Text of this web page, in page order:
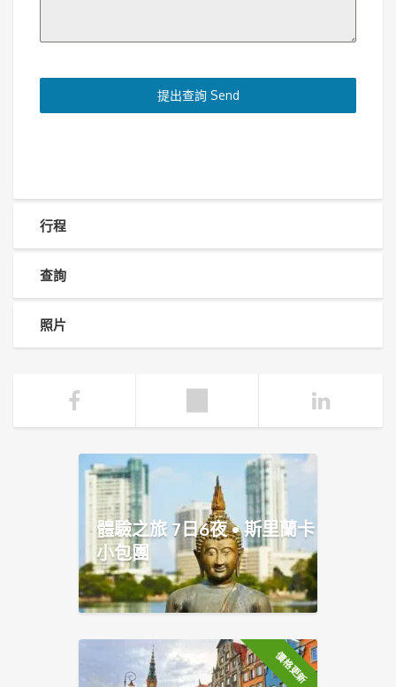
提出查詢 Send
行程
查詢
照片
體驗之旅 7日6夜 • 斯里蘭卡
小包團
價格更新